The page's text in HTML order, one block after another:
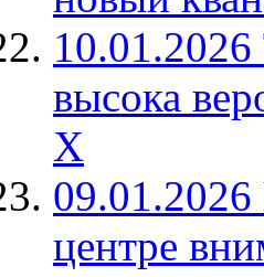
высока
X
центре